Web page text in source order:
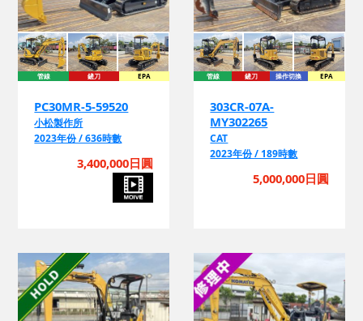
管線 鏟刀 EPA
PC30MR-5-59520
小松製作所
2023年份 / 636時數
3,400,000日圓
管線 鏟刀 操作切換 EPA
303CR-07A-
MY302265
CAT
2023年份 / 189時數
5,000,000日圓